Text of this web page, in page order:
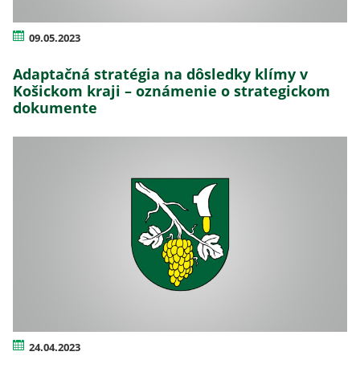
09.05.2023
Adaptačná stratégia na dôsledky klímy v
Košickom kraji – oznámenie o strategickom
dokumente
24.04.2023